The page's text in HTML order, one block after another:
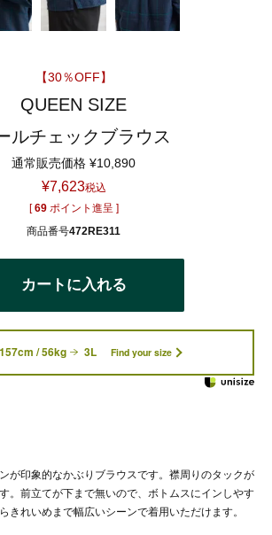
【30％OFF】
QUEEN SIZE
ルチェックブラウス
通常販売価格 ¥10,890
¥7,623税込
[ 69 ポイント進呈 ]
商品番号472RE311
カートに入れる
157cm / 56kg 3L Find your size
が印象的なかぶりブラウスです。襟周りのタックが
。前立てが下まで無いので、ボトムスにインしやす
きれいめまで幅広いシーンで着用いただけます。